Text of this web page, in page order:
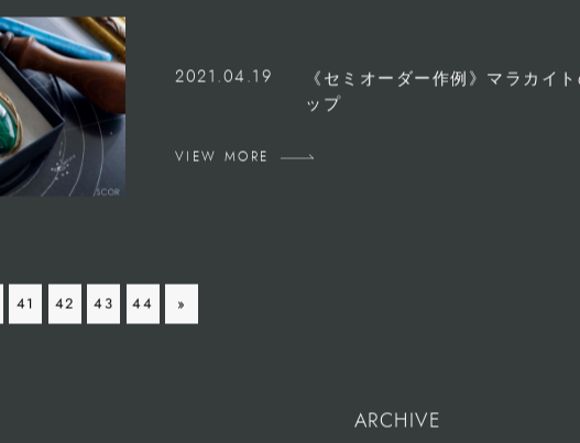
2021.04.19
《セミオーダー作例》マラカイ
ップ
VIEW MORE
41 42 43 44 »
ARCHIVE